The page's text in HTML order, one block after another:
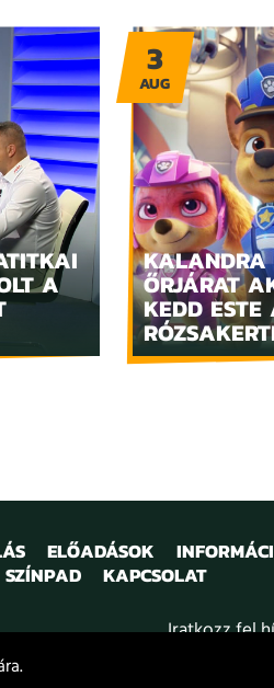
A
KALANDRA
ŐRJÁRAT
KEDD ESTE
3
AUG
ELŐADÁSOK
KAPCSOLAT
Iratkozz fel